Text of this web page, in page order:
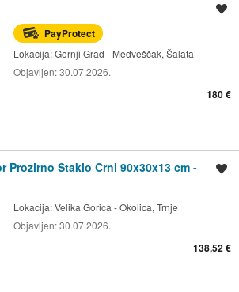
PayProtect
Lokacija:Gornji Grad - Medveščak, Šalata
Objavljen:30.07.2026.
180 €
Prozirno Staklo Crni 90x30x13 cm -
Lokacija:Velika Gorica - Okolica, Trnje
Objavljen:30.07.2026.
138,52 €